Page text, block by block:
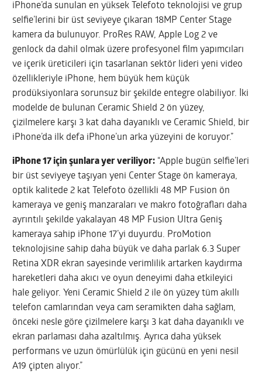
iPhone’da sunulan en yüksek Telefoto teknolojisi ve grup
selfie’lerini bir üst seviyeye çıkaran 18MP Center Stage
kamera da bulunuyor. ProRes RAW, Apple Log 2 ve
genlock da dahil olmak üzere profesyonel film yapımcıları
ve içerik üreticileri için tasarlanan sektör lideri yeni video
özellikleriyle iPhone, hem büyük hem küçük
prodüksiyonlara sorunsuz bir şekilde entegre olabiliyor. İki
modelde de bulunan Ceramic Shield 2 ön yüzey,
çizilmelere karşı 3 kat daha dayanıklı ve Ceramic Shield, bir
iPhone’da ilk defa iPhone’un arka yüzeyini de koruyor.”
iPhone 17 için şunlara yer veriliyor: “Apple bugün selfie’leri
bir üst seviyeye taşıyan yeni Center Stage ön kameraya,
optik kalitede 2 kat Telefoto özellikli 48 MP Fusion ön
kameraya ve geniş manzaraları ve makro fotoğrafları daha
ayrıntılı şekilde yakalayan 48 MP Fusion Ultra Geniş
kameraya sahip iPhone 17’yi duyurdu. ProMotion
teknolojisine sahip daha büyük ve daha parlak 6.3 Super
Retina XDR ekran sayesinde verimlilik artarken kaydırma
hareketleri daha akıcı ve oyun deneyimi daha etkileyici
hale geliyor. Yeni Ceramic Shield 2 ile ön yüzey tüm akıllı
telefon camlarından veya cam seramikten daha sağlam,
önceki nesle göre çizilmelere karşı 3 kat daha dayanıklı ve
ekran parlaması daha azaltılmış. Ayrıca daha yüksek
performans ve uzun ömürlülük için gücünü en yeni nesil
A19 çipten alıyor.”